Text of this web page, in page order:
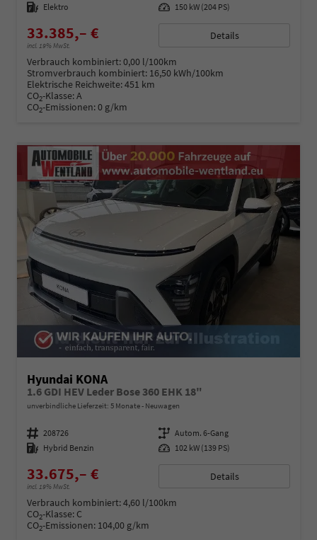
Kraftstoff Elektro Leistung 150 kW (204 PS)
33.385,– €
incl. 19% MwSt.
Details
Verbrauch kombiniert:0,00 l/100km
Stromverbrauch kombiniert: 16,50 kWh/100km
Elektrische Reichweite:451 km
CO2-Klasse:A
CO2-Emissionen:0 g/km
Hyundai KONA
1.6 GDI HEV Leder Bose 360 EHK 18"
unverbindliche Lieferzeit: 5 Monate Neuwagen
Fahrzeugnummer 208726 Getriebe Autom. 6-Gang
Kraftstoff Hybrid Benzin Leistung 102 kW (139 PS)
33.675,– €
incl. 19% MwSt.
Details
Verbrauch kombiniert:4,60 l/100km
CO2-Klasse: C
CO2-Emissionen: 104,00 g/km